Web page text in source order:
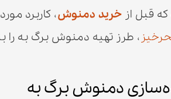
قبل از خرید دمنوش، کاربرد
، طرز تهیه دمنوش برگ به را
دمنوش برگ به